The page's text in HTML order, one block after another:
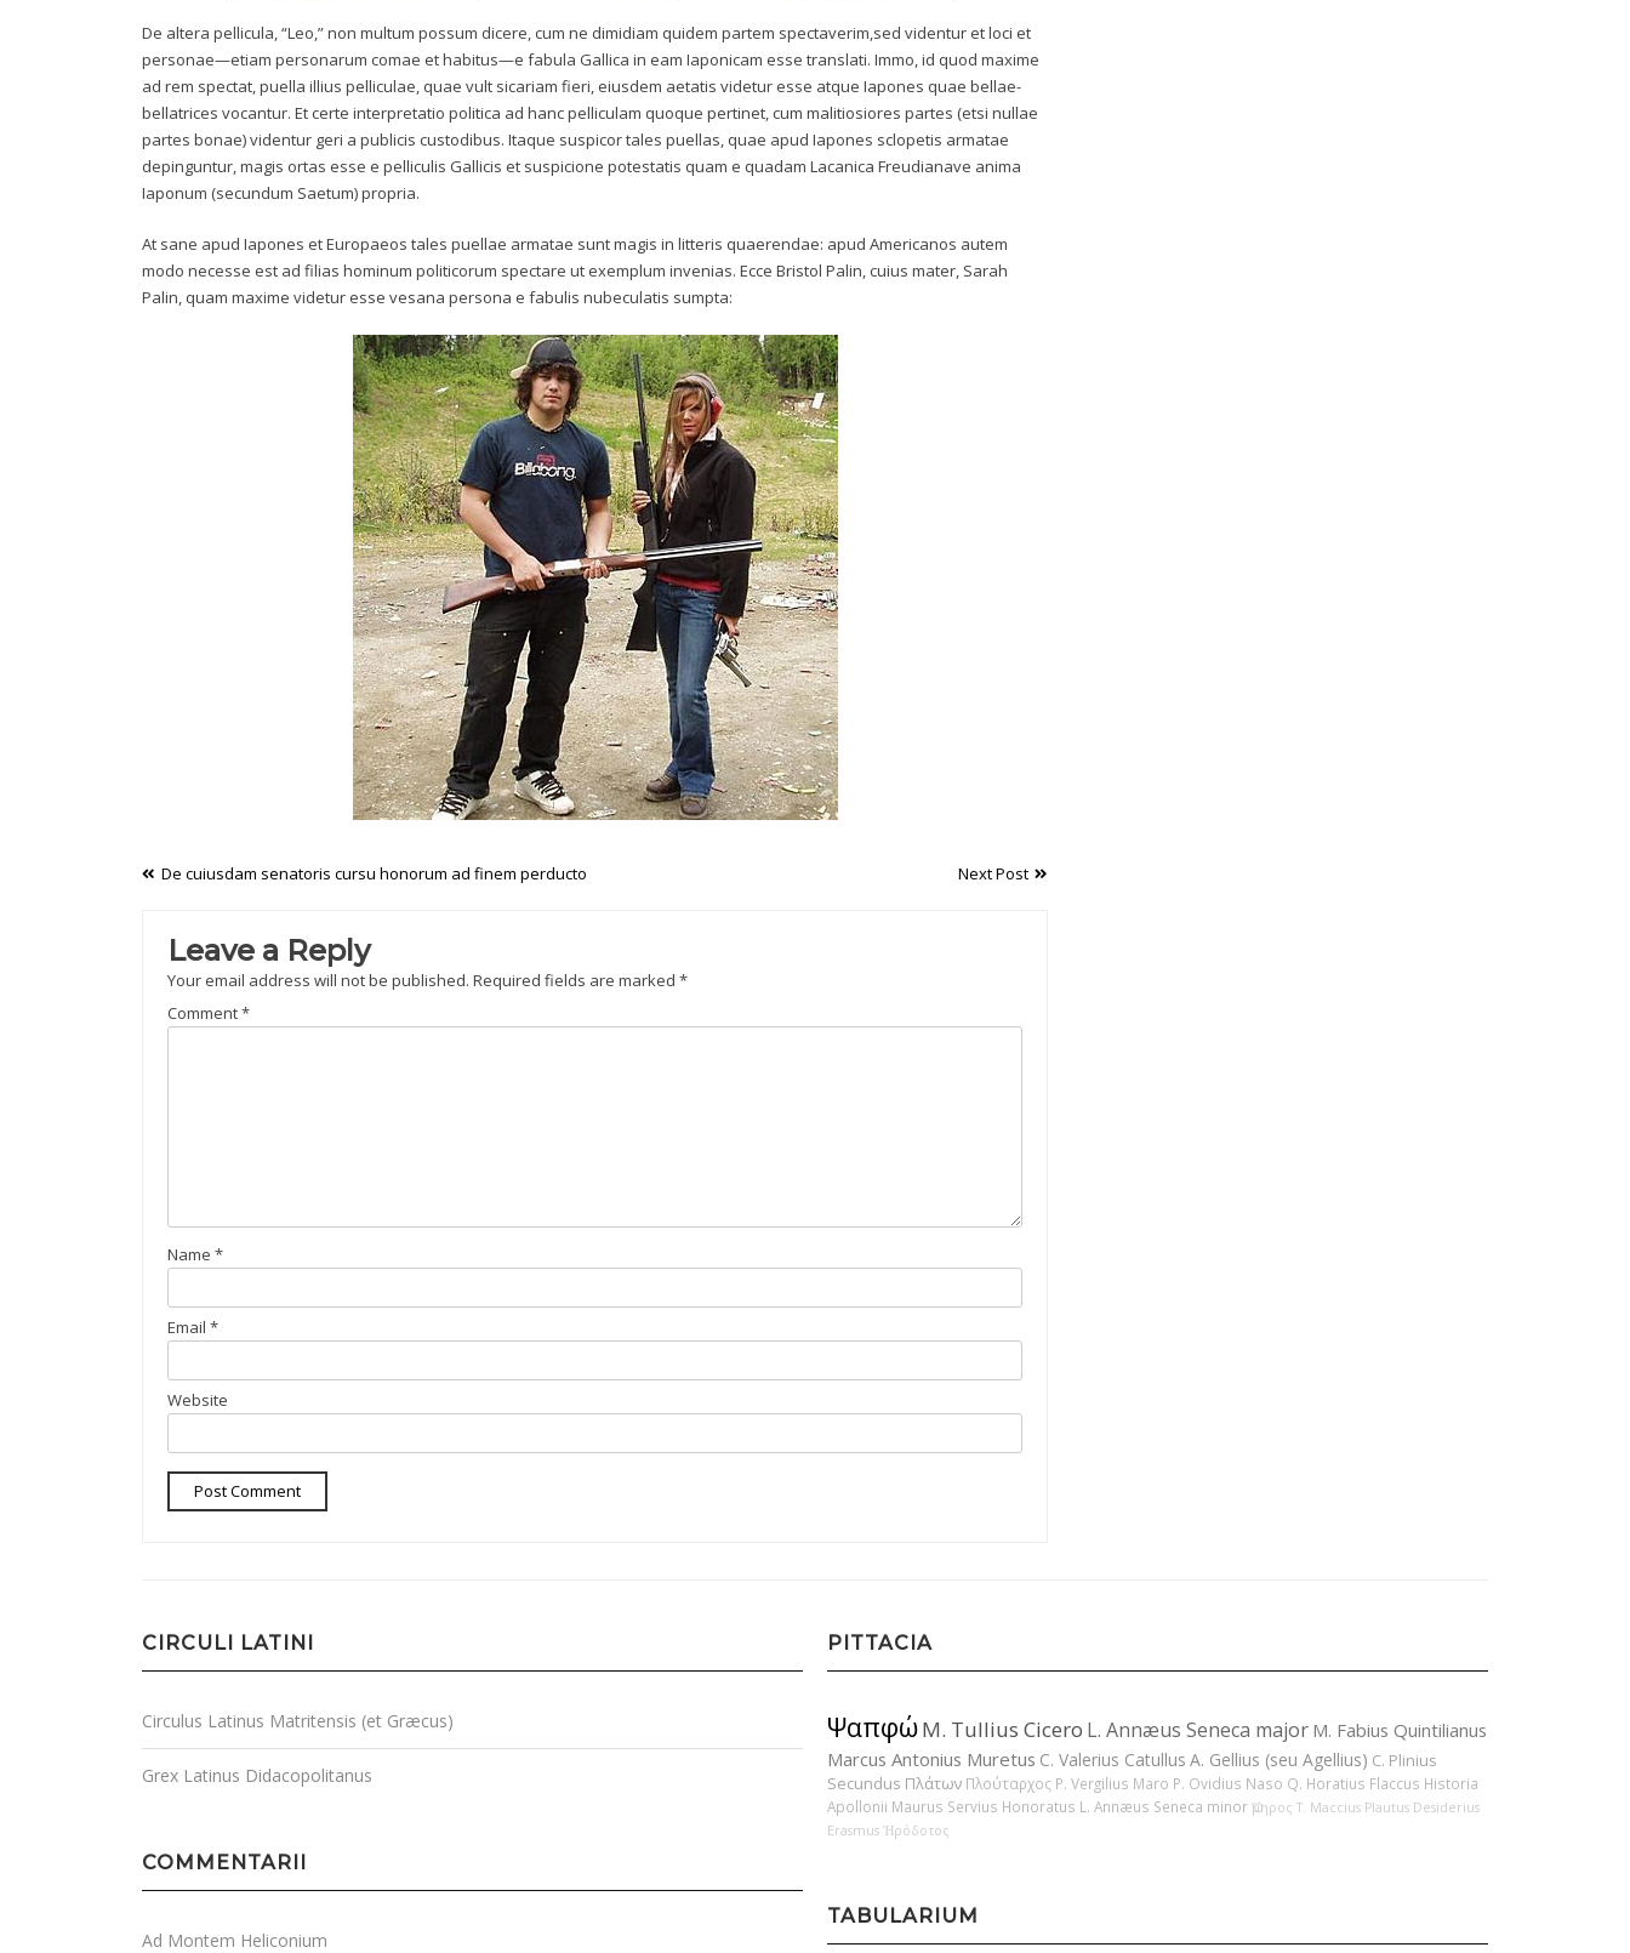
De altera pellicula, “Leo,” non multum possum dicere, cum ne dimidiam quidem partem spectaverim,sed videntur et loci et
personae—etiam personarum comae et habitus—e fabula Gallica in eam Iaponicam esse translati. Immo, id quod maxime
ad rem spectat, puella illius pelliculae, quae vult sicariam fieri, eiusdem aetatis videtur esse atque Iapones quae bellae-
bellatrices vocantur. Et certe interpretatio politica ad hanc pelliculam quoque pertinet, cum malitiosiores partes (etsi nullae
partes bonae) videntur geri a publicis custodibus. Itaque suspicor tales puellas, quae apud Iapones sclopetis armatae
depinguntur, magis ortas esse e pelliculis Gallicis et suspicione potestatis quam e quadam Lacanica Freudianave anima
Iaponum (secundum Saetum) propria.
At sane apud Iapones et Europaeos tales puellae armatae sunt magis in litteris quaerendae: apud Americanos autem
modo necesse est ad filias hominum politicorum spectare ut exemplum invenias. Ecce Bristol Palin, cuius mater, Sarah
Palin, quam maxime videtur esse vesana persona e fabulis nubeculatis sumpta:
Post
De cuiusdam senatoris cursu honorum ad finem perducto Next Post
Leave a Reply
Your email address will not be published. Required fields are marked *
Comment*
Name *
Email *
Website
CIRCULI LATINI
Circulus Latinus Matritensis (et Græcus)
Grex Latinus Didacopolitanus
COMMENTARII
Ad Montem Heliconium
PITTACIA
ΨαπφώM. Tullius Cicero L. Annæus Seneca major M. Fabius Quintilianus
Marcus Antonius Muretus C. Valerius Catullus A. Gellius (seu Agellius) C. Plinius
Secundus Πλάτων Πλούταρχος P. Vergilius Maro P. Ovidius Naso Q. Horatius Flaccus Historia
Apollonii Maurus Servius Honoratus L. Annæus Seneca minor Ὅμηρος T. Maccius Plautus Desiderius
Erasmus Ἡρόδοτος
TABULARIUM